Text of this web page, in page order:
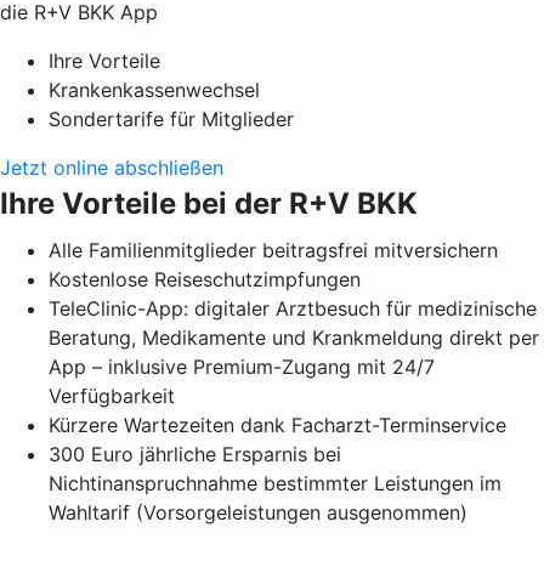
die R+V BKK App
Ihre Vorteile
Krankenkassenwechsel
Sondertarife für Mitglieder
Jetzt online abschließen
Ihre Vorteile bei der R+V BKK
Alle Familienmitglieder beitragsfrei mitversichern
Kostenlose Reiseschutzimpfungen
TeleClinic-App: digitaler Arztbesuch für medizinische
Beratung, Medikamente und Krankmeldung direkt per
App – inklusive Premium-Zugang mit 24/7
Verfügbarkeit
Kürzere Wartezeiten dank Facharzt-Terminservice
300 Euro jährliche Ersparnis bei
Nichtinanspruchnahme bestimmter Leistungen im
Wahltarif (Vorsorgeleistungen ausgenommen)